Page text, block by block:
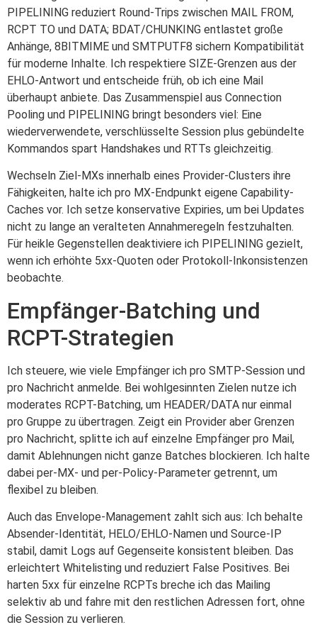
PIPELINING reduziert Round-Trips zwischen MAIL FROM,
RCPT TO und DATA; BDAT/CHUNKING entlastet große
Anhänge, 8BITMIME und SMTPUTF8 sichern Kompatibilität
für moderne Inhalte. Ich respektiere SIZE-Grenzen aus der
EHLO-Antwort und entscheide früh, ob ich eine Mail
überhaupt anbiete. Das Zusammenspiel aus Connection
Pooling und PIPELINING bringt besonders viel: Eine
wiederverwendete, verschlüsselte Session plus gebündelte
Kommandos spart Handshakes und RTTs gleichzeitig.
Wechseln Ziel-MXs innerhalb eines Provider-Clusters ihre
Fähigkeiten, halte ich pro MX-Endpunkt eigene Capability-
Caches vor. Ich setze konservative Expiries, um bei Updates
nicht zu lange an veralteten Annahmeregeln festzuhalten.
Für heikle Gegenstellen deaktiviere ich PIPELINING gezielt,
wenn ich erhöhte 5xx-Quoten oder Protokoll-Inkonsistenzen
beobachte.
Empfänger-Batching und
RCPT-Strategien
Ich steuere, wie viele Empfänger ich pro SMTP-Session und
pro Nachricht anmelde. Bei wohlgesinnten Zielen nutze ich
moderates RCPT-Batching, um HEADER/DATA nur einmal
pro Gruppe zu übertragen. Zeigt ein Provider aber Grenzen
pro Nachricht, splitte ich auf einzelne Empfänger pro Mail,
damit Ablehnungen nicht ganze Batches blockieren. Ich halte
dabei per-MX- und per-Policy-Parameter getrennt, um
flexibel zu bleiben.
Auch das Envelope-Management zahlt sich aus: Ich behalte
Absender-Identität, HELO/EHLO-Namen und Source-IP
stabil, damit Logs auf Gegenseite konsistent bleiben. Das
erleichtert Whitelisting und reduziert False Positives. Bei
harten 5xx für einzelne RCPTs breche ich das Mailing
selektiv ab und fahre mit den restlichen Adressen fort, ohne
die Session zu verlieren.